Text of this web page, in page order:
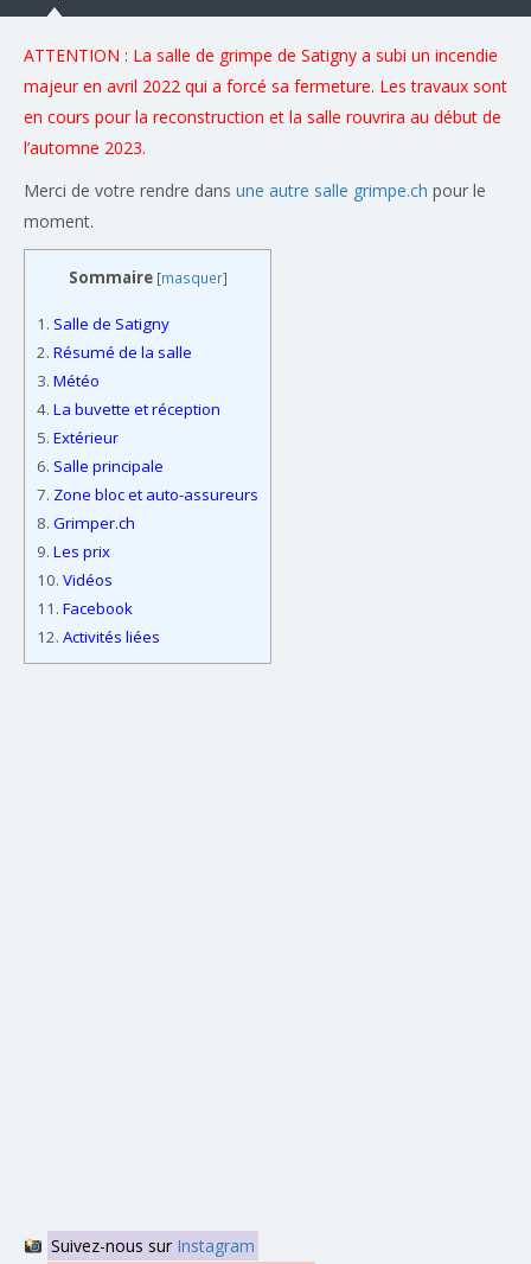
ATTENTION : La salle de grimpe de Satigny a subi un incendie
majeur en avril 2022 qui a forcé sa fermeture. Les travaux sont
en cours pour la reconstruction et la salle rouvrira au début de
l’automne 2023.
Merci de votre rendre dans une autre salle grimpe.ch pour le
moment.
Sommaire [masquer]
1. Salle de Satigny
2. Résumé de la salle
3. Météo
4. La buvette et réception
5. Extérieur
6. Salle principale
7. Zone bloc et auto-assureurs
8. Grimper.ch
9. Les prix
10. Vidéos
11. Facebook
12. Activités liées
Suivez-nous sur Instagram